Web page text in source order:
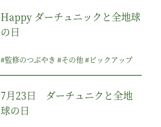
Happy ダーチュニックと全地球
の日
#監修のつぶやき #その他 #ピックアップ
7月23日 ダーチュニクと全地
球の日